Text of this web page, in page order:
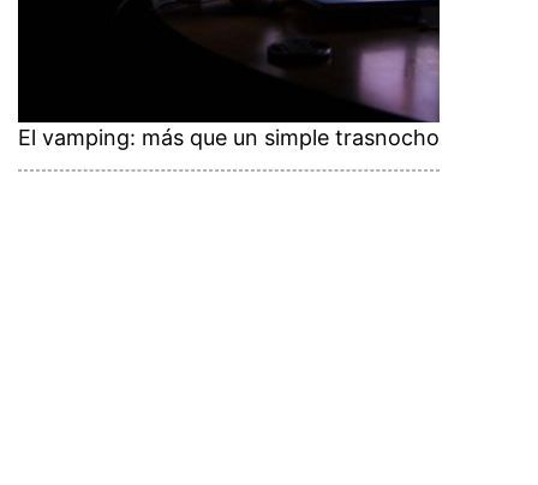
El vamping: más que un simple trasnocho